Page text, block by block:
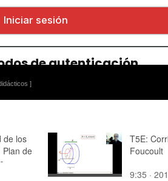
]
de los
Plan de
T5E:
Foucoult
9:35 ·